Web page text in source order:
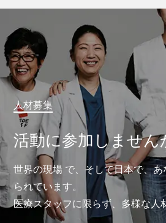
人材募集
活動に参加しません
世界の現場 で、そして日本で、
られています。
医療スタッフに限らず、多様な人